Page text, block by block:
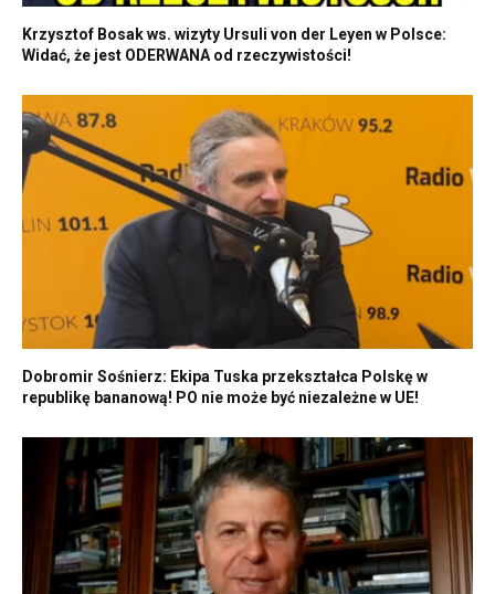
Krzysztof Bosak ws. wizyty Ursuli von der Leyen w Polsce:
Widać, że jest ODERWANA od rzeczywistości!
Dobromir Sośnierz: Ekipa Tuska przekształca Polskę w
republikę bananową! PO nie może być niezależne w UE!